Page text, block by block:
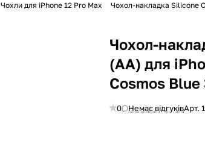
Чохли для iPhone 12 Pro Max Чохол-накладка Silicone
Чохол-
(AA) для
Cosmos Blue
0 Немає відгуківАрт.